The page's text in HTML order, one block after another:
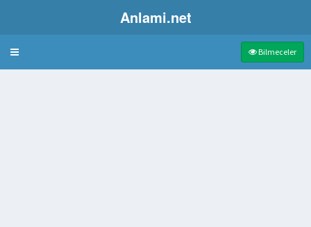
Anlami.net
Bulmaca Bilmeceler